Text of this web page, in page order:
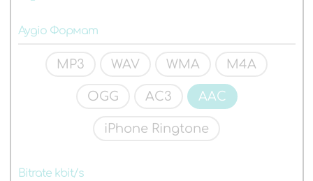
ФОРМАТІВ
Аудіо Формат
MP3 WAV WMA M4A
OGG AC3 AAC
iPhone Ringtone
Bitrate kbit/s